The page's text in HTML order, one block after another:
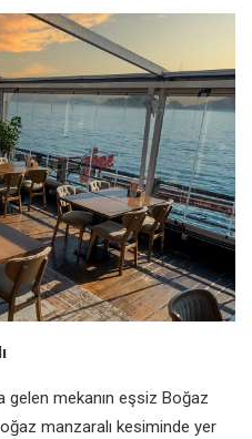
gelen mekanın eşsiz Boğaz
manzaralı kesiminde yer